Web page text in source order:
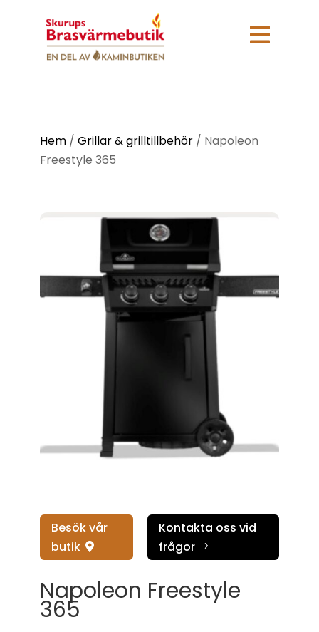

Hem / Grillar & grilltillbehör / Napoleon
Freestyle 365
Besök vår
butik 
Kontakta oss vid
frågor
5
Napoleon Freestyle
365